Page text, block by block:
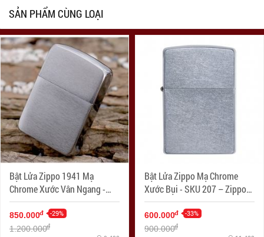
SẢN PHẨM CÙNG LOẠI
Bật Lửa Zippo 1941 Mạ
Chrome Xước Vân Ngang -
SKU 1941 – Zippo Replica
1941 Brushed Chrome
850.000đ -29%
1.200.000đ
Bật Lửa Zippo Mạ Chrome
Xước Bụi - SKU 207 – Zippo
Street Chrome
600.000đ -33%
900.000đ